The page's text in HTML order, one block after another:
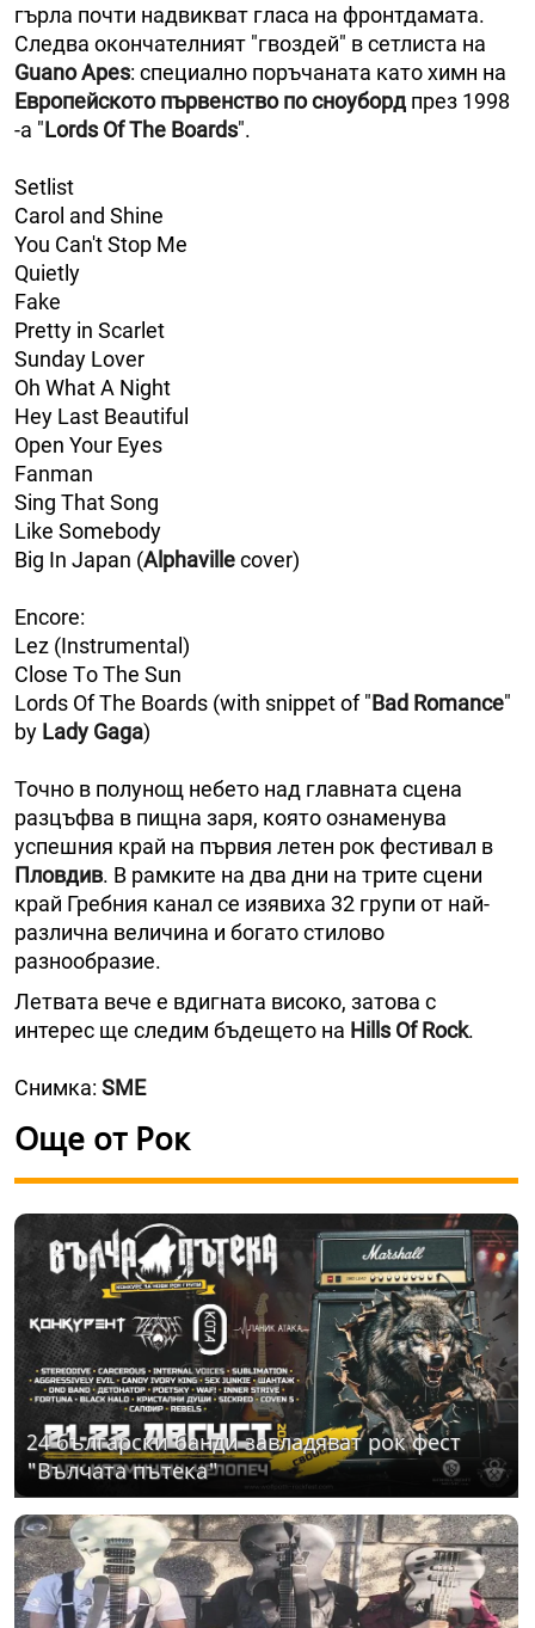
гърла почти надвикват гласа на фронтдамата.
Следва окончателният "гвоздей" в сетлиста на
Guano Аpes: специално поръчаната като химн на
Европейското първенство по сноуборд през 1998
-а "Lords Оf Тhe Boards".
Setlist
Carol and Shine
You Can't Stop Me
Quietly
Fake
Pretty in Scarlet
Sunday Lover
Oh What A Night
Hey Last Beautiful
Open Your Eyes
Fanman
Sing That Song
Like Somebody
Big In Japan (Alphavillecover)
Encore:
Lez (Instrumental)
Close Тo Тhe Sun
Lords Оf Тhe Boards (with snippet of "Bad Romance"
by Lady Gaga)
Точно в полунощ небето над главната сцена
разцъфва в пищна заря, която ознаменува
успешния край на първия летен рок фестивал в
Пловдив. В рамките на два дни нa трите сцени
край Гребния канал се изявиха 32 групи от най-
различна величина и богато стилово
разнообразие.
Летвата вече е вдигната високо, затова с
интерес ще следим бъдещето на Hills Оf Rock.
Снимка: SME
Още от Рок
24 български банди завладяват рок фест
"Вълчата пътека"